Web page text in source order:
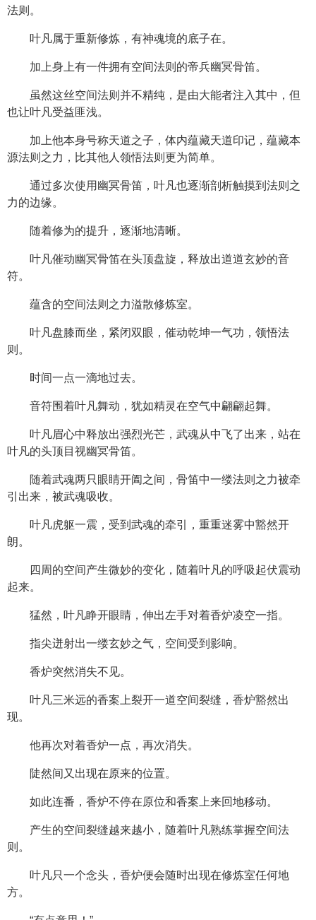
法则。
叶凡属于重新修炼，有神魂境的底子在。
加上身上有一件拥有空间法则的帝兵幽冥骨笛。
虽然这丝空间法则并不精纯，是由大能者注入其中，但
也让叶凡受益匪浅。
加上他本身号称天道之子，体内蕴藏天道印记，蕴藏本
源法则之力，比其他人领悟法则更为简单。
通过多次使用幽冥骨笛，叶凡也逐渐剖析触摸到法则之
力的边缘。
随着修为的提升，逐渐地清晰。
叶凡催动幽冥骨笛在头顶盘旋，释放出道道玄妙的音
符。
蕴含的空间法则之力溢散修炼室。
叶凡盘膝而坐，紧闭双眼，催动乾坤一气功，领悟法
则。
时间一点一滴地过去。
音符围着叶凡舞动，犹如精灵在空气中翩翩起舞。
叶凡眉心中释放出强烈光芒，武魂从中飞了出来，站在
叶凡的头顶目视幽冥骨笛。
随着武魂两只眼睛开阖之间，骨笛中一缕法则之力被牵
引出来，被武魂吸收。
叶凡虎躯一震，受到武魂的牵引，重重迷雾中豁然开
朗。
四周的空间产生微妙的变化，随着叶凡的呼吸起伏震动
起来。
猛然，叶凡睁开眼睛，伸出左手对着香炉凌空一指。
指尖迸射出一缕玄妙之气，空间受到影响。
香炉突然消失不见。
叶凡三米远的香案上裂开一道空间裂缝，香炉豁然出
现。
他再次对着香炉一点，再次消失。
陡然间又出现在原来的位置。
如此连番，香炉不停在原位和香案上来回地移动。
产生的空间裂缝越来越小，随着叶凡熟练掌握空间法
则。
叶凡只一个念头，香炉便会随时出现在修炼室任何地
方。